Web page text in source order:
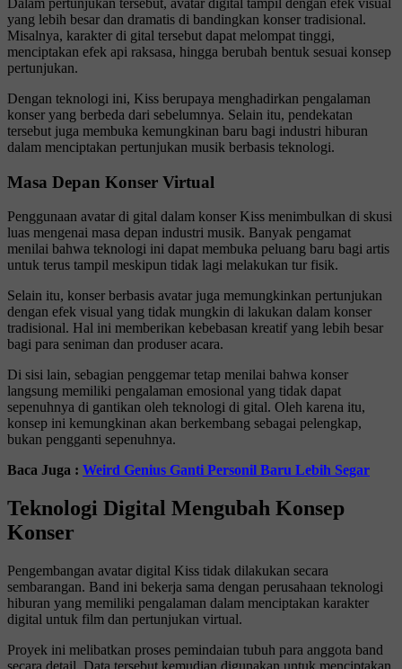
Dalam pertunjukan tersebut, avatar digital tampil dengan efek visual
yang lebih besar dan dramatis di bandingkan konser tradisional.
Misalnya, karakter di gital tersebut dapat melompat tinggi,
menciptakan efek api raksasa, hingga berubah bentuk sesuai konsep
pertunjukan.
Dengan teknologi ini, Kiss berupaya menghadirkan pengalaman
konser yang berbeda dari sebelumnya. Selain itu, pendekatan
tersebut juga membuka kemungkinan baru bagi industri hiburan
dalam menciptakan pertunjukan musik berbasis teknologi.
Masa Depan Konser Virtual
Penggunaan avatar di gital dalam konser Kiss menimbulkan di skusi
luas mengenai masa depan industri musik. Banyak pengamat
menilai bahwa teknologi ini dapat membuka peluang baru bagi artis
untuk terus tampil meskipun tidak lagi melakukan tur fisik.
Selain itu, konser berbasis avatar juga memungkinkan pertunjukan
dengan efek visual yang tidak mungkin di lakukan dalam konser
tradisional. Hal ini memberikan kebebasan kreatif yang lebih besar
bagi para seniman dan produser acara.
Di sisi lain, sebagian penggemar tetap menilai bahwa konser
langsung memiliki pengalaman emosional yang tidak dapat
sepenuhnya di gantikan oleh teknologi di gital. Oleh karena itu,
konsep ini kemungkinan akan berkembang sebagai pelengkap,
bukan pengganti sepenuhnya.
Baca Juga : Weird Genius Ganti Personil Baru Lebih Segar
Teknologi Digital Mengubah Konsep
Konser
Pengembangan avatar digital Kiss tidak dilakukan secara
sembarangan. Band ini bekerja sama dengan perusahaan teknologi
hiburan yang memiliki pengalaman dalam menciptakan karakter
digital untuk film dan pertunjukan virtual.
Proyek ini melibatkan proses pemindaian tubuh para anggota band